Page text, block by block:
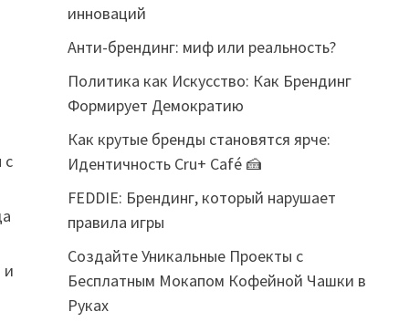
с
и
инноваций
Анти-брендинг: миф или реальность?
Политика как Искусство: Как Брендинг
Формирует Демократию
Как крутые бренды становятся ярче:
Идентичность Cru+ Café 🍰
FEDDIE: Брендинг, который нарушает
правила игры
Создайте Уникальные Проекты с
Бесплатным Мокапом Кофейной Чашки в
Руках